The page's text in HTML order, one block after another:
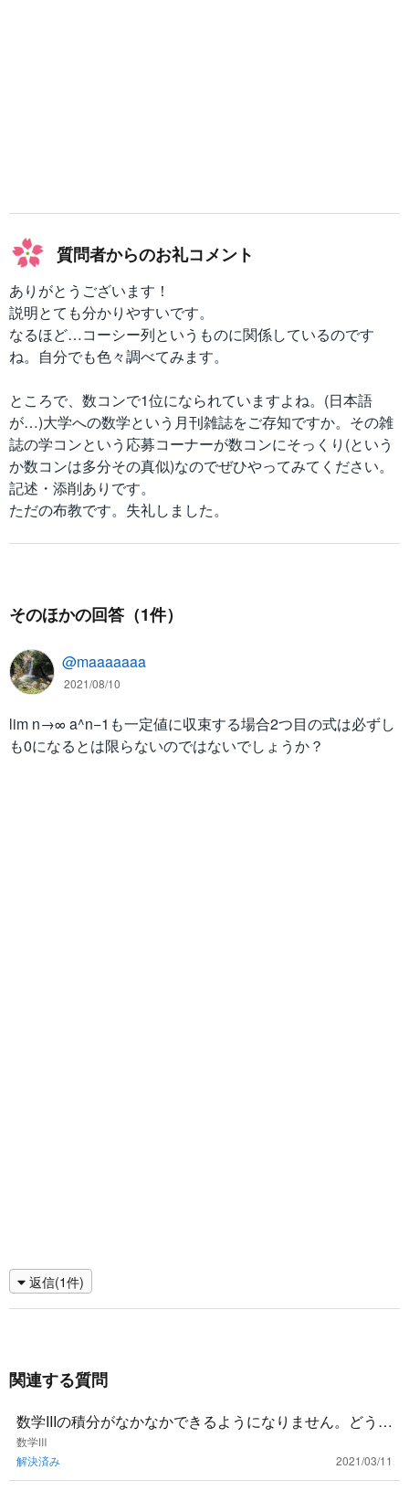
}
)
=
0
質問者からのお礼コメント
ありがとうございます！
説明とても分かりやすいです。
なるほど…コーシー列というものに関係しているのです
ね。自分でも色々調べてみます。
ところで、数コンで1位になられていますよね。(日本語
が…)大学への数学という月刊雑誌をご存知ですか。その雑
誌の学コンという応募コーナーが数コンにそっくり(という
か数コンは多分その真似)なのでぜひやってみてください。
記述・添削ありです。
ただの布教です。失礼しました。
そのほかの回答（1件）
@maaaaaaa
2021/08/10
lim n→∞ a^n−1も一定値に収束する場合2つ目の式は必ずし
も0になるとは限らないのではないでしょうか？
返信(1件)
関連する質問
数学IIIの積分がなかなかできるようになりません。どうす
れば良いでしょうか？アドバイスお願いします。
数学Ⅲ
解決済み
2021/03/11